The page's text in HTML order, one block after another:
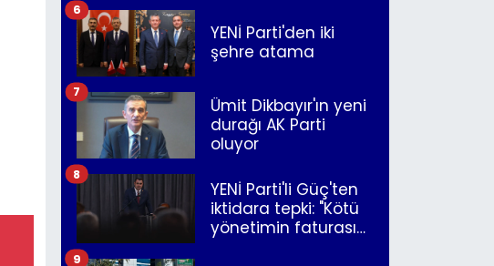
YENİ Parti'den iki
şehre atama
6
Ümit Dikbayır'ın yeni
durağı AK Parti
oluyor
7
YENİ Parti'li Güç'ten
iktidara tepki: "Kötü
yönetimin faturasını
8
9